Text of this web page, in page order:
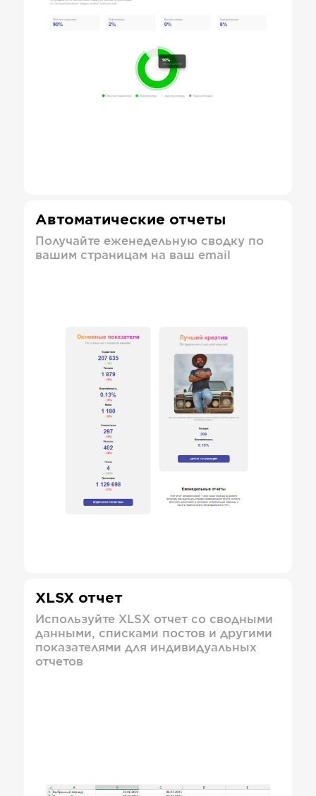
Автоматические отчеты
Получайте еженедельную сводку по
вашим страницам на ваш email
XLSX отчет
Используйте XLSX отчет со сводными
данными, списками постов и другими
показателями для индивидуальных
отчетов